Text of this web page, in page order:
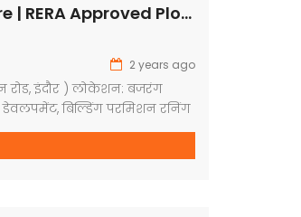
Shashwat Corridor – Indore | RERA Approved Plots
2 years ago
रोड, इंदौर ) लोकेशन: बजरंग
डेवलपमेंट, बिल्डिंग परमिशन रनिंग
गार्ड, कवर्ड कैंपस, ड्रेनेज
साइड पेवर ब्लाक, प्लांटेशन युक्त